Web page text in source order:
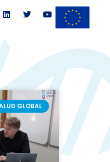
L
i
e
d
i
T
w
Y
o
e
GLOBAL